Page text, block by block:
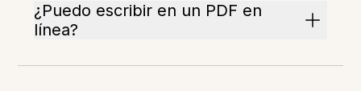
¿Puedo escribir en un PDF en
línea?